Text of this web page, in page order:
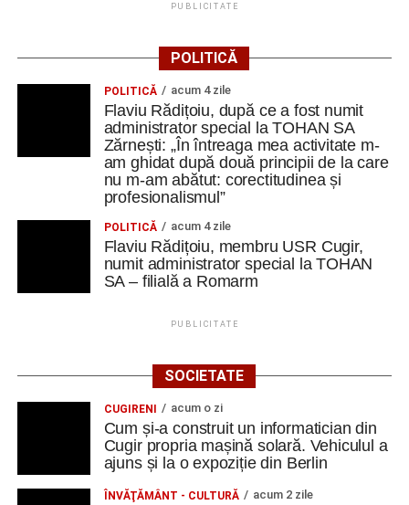
PUBLICITATE
POLITICĂ
POLITICĂ acum 4 zile
Flaviu Rădițoiu, după ce a fost numit
administrator special la TOHAN SA
Zărnești: „În întreaga mea activitate m-
am ghidat după două principii de la care
nu m-am abătut: corectitudinea și
profesionalismul”
POLITICĂ acum 4 zile
Flaviu Rădițoiu, membru USR Cugir,
numit administrator special la TOHAN
SA – filială a Romarm
PUBLICITATE
SOCIETATE
CUGIRENI acum o zi
Cum și-a construit un informatician din
Cugir propria mașină solară. Vehiculul a
ajuns și la o expoziție din Berlin
ÎNVĂŢĂMÂNT - CULTURĂ acum 2 zile